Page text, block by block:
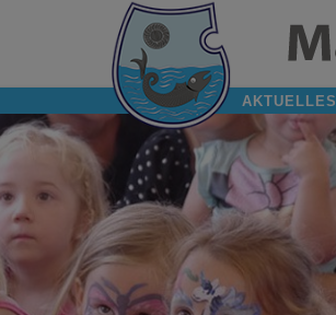
AKTUELLES